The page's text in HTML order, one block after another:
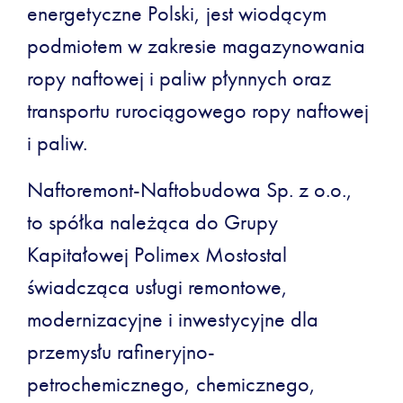
energetyczne Polski, jest wiodącym
podmiotem w zakresie magazynowania
ropy naftowej i paliw płynnych oraz
transportu rurociągowego ropy naftowej
i paliw.
Naftoremont-Naftobudowa Sp. z o.o.,
to spółka należąca do Grupy
Kapitałowej Polimex Mostostal
świadcząca usługi remontowe,
modernizacyjne i inwestycyjne dla
przemysłu rafineryjno-
petrochemicznego, chemicznego,